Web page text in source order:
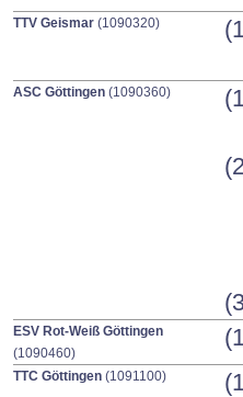
TTV Geismar (1090320)
ASC Göttingen (1090360)
ESV Rot-Weiß Göttingen
(1090460)
TTC Göttingen (1091100)